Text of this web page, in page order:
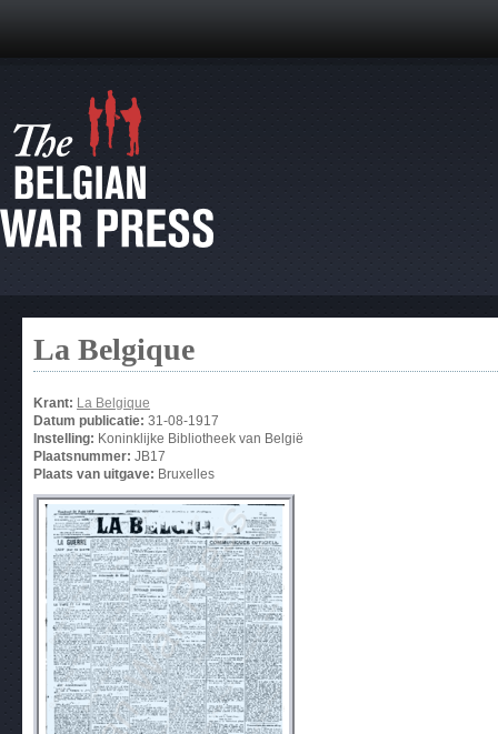
La Belgique
Krant: La Belgique
Datum publicatie: 31-08-1917
Instelling: Koninklijke Bibliotheek van België
Plaatsnummer: JB17
Plaats van uitgave: Bruxelles